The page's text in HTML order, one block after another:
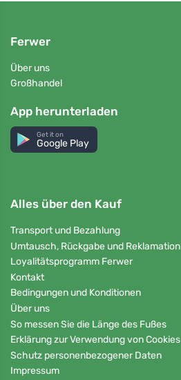
Ferwer
Über uns
Großhandel
App herunterladen
Get it on
Google Play
Alles über den Kauf
Transport und Bezahlung
Umtausch, Rückgabe und Reklamation
Loyalitätsprogramm Ferwer
Kontakt
Bedingungen und Konditionen
Über uns
So messen Sie die Länge des Fußes
Erklärung zur Verwendung von Cookies
Schutz personenbezogener Daten
Impressum